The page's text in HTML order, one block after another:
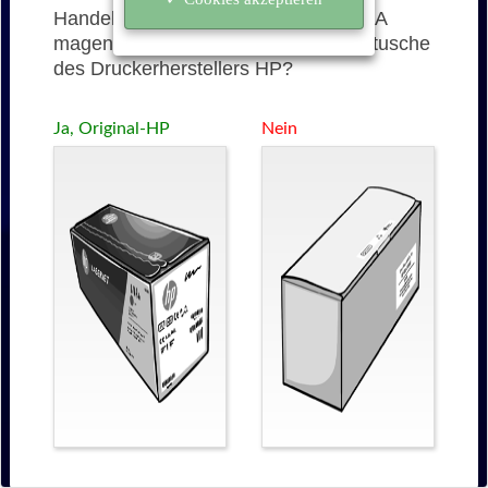
Handelt es sich bei der 126A (CE313A
magenta) um eine originale Tonerkartusche
des Druckerherstellers HP?
Ja, Original-HP Nein